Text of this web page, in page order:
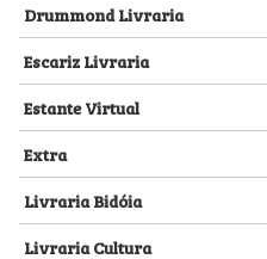
Drummond Livraria
Escariz Livraria
Estante Virtual
Extra
Livraria Bidóia
Livraria Cultura